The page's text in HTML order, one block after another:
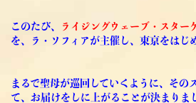
このたび、 ライジングウェーブ・スター
を、ラ・ソフィアが主催し、東京をはじ
まるで聖母が巡回していくように、その
て、お届けをしに上がることが決まりま